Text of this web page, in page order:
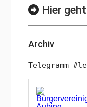
Hier
Archiv
Telegramm